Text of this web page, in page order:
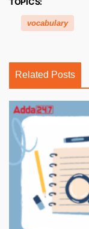
vocabulary
Related Posts